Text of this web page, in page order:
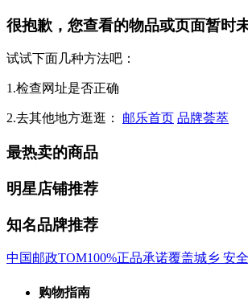
很抱歉，您查看的物品或页面暂时
试试下面几种方法吧：
1.检查网址是否正确
2.去其他地方逛逛： 邮乐首页 品牌荟萃
最热卖的商品
明星店铺推荐
知名品牌推荐
中国邮政TOM100%正品承诺覆盖城乡 安
购物指南